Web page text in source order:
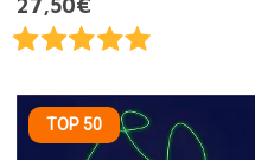
27,50€
TOP 50